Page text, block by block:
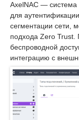
AxelNAC — система
для
сегментации сети,
подхода Zero
беспроводной
интеграцию с